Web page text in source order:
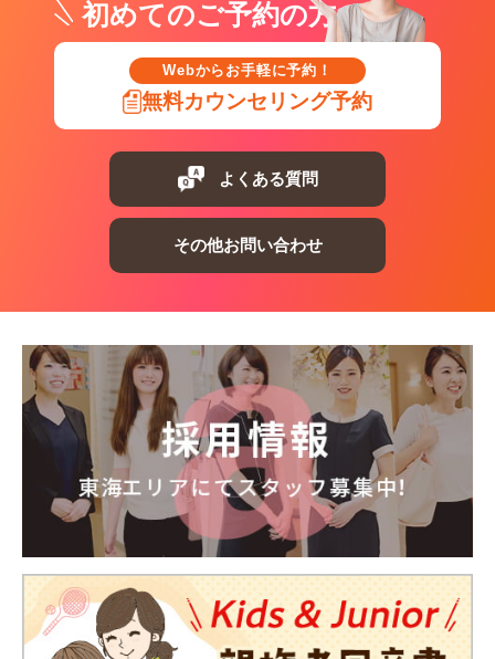
初めてのご予約の方
Webからお手軽に予約！
無料カウンセリング予約
よくある質問
その他お問い合わせ